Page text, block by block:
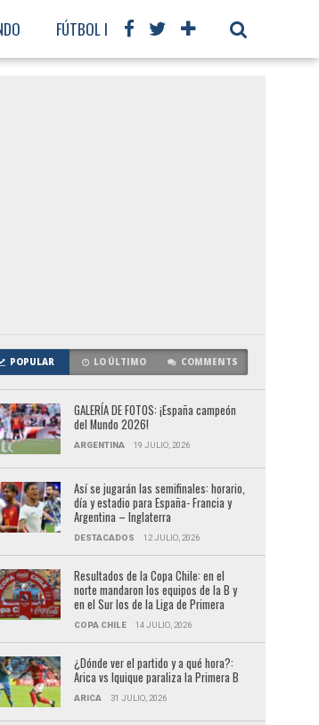
FÚTBOL INTERNACIONAL
POPULAR LO ÚLTIMO COMMENTS
GALERÍA DE FOTOS: ¡España campeón
del Mundo 2026!
ARGENTINA 19 JULIO, 2026
Así se jugarán las semifinales: horario,
día y estadio para España- Francia y
Argentina – Inglaterra
DESTACADOS 12 JULIO, 2026
Resultados de la Copa Chile: en el
norte mandaron los equipos de la B y
en el Sur los de la Liga de Primera
COPA CHILE 14 JULIO, 2026
¿Dónde ver el partido y a qué hora?:
Arica vs Iquique paraliza la Primera B
ARICA 31 JULIO, 2026